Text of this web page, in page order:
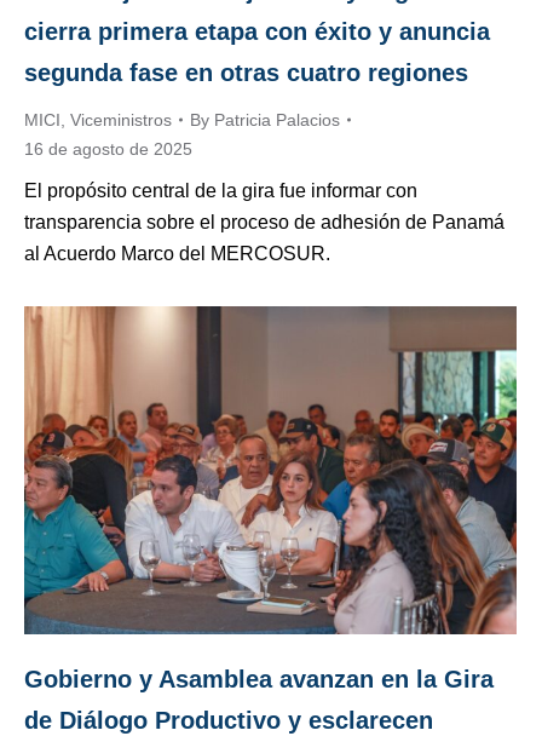
cierra primera etapa con éxito y anuncia
segunda fase en otras cuatro regiones
MICI Viceministros By Patricia Palacios
16 de agosto de 2025
El propósito central de la gira fue informar con
transparencia sobre el proceso de adhesión de Panamá
al Acuerdo Marco del MERCOSUR.
Gobierno y Asamblea avanzan en la Gira
de Diálogo Productivo y esclarecen